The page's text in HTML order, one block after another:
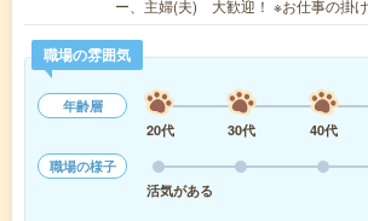
ー、主婦(夫) 大歓迎！ ※お仕事の掛
職場の雰囲気
年齢層
20代
30代 40代
職場の様子
活気がある